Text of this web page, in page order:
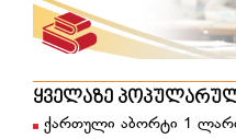
ყველაზე
ქართული აბორტი 1